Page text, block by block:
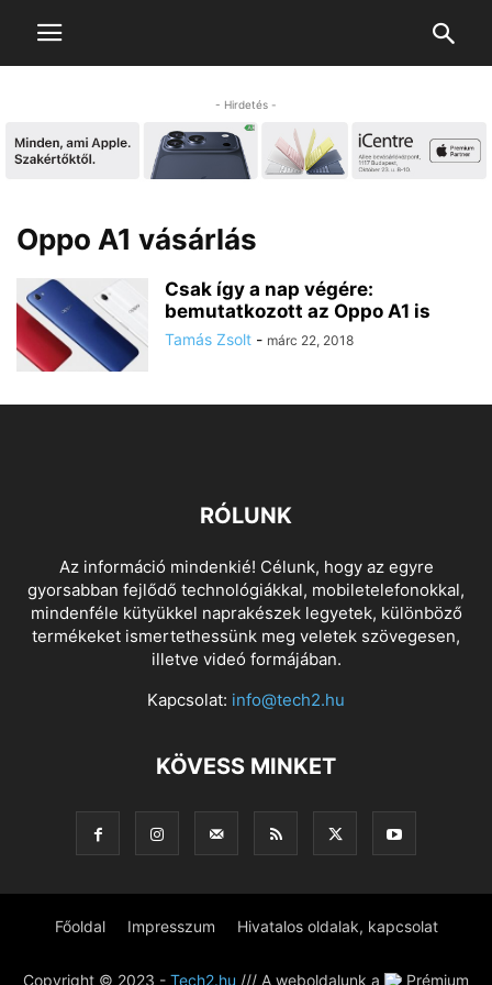
- Hirdetés -
Oppo A1 vásárlás
Csak így a nap végére:
bemutatkozott az Oppo A1 is
Tamás Zsolt - márc 22, 2018
RÓLUNK
Az információ mindenkié! Célunk, hogy az egyre
gyorsabban fejlődő technológiákkal, mobiletelefonokkal,
mindenféle kütyükkel naprakészek legyetek, különböző
termékeket ismertethessünk meg veletek szövegesen,
illetve videó formájában.
Kapcsolat: info@tech2.hu
KÖVESS MINKET
Főoldal Impresszum Hivatalos oldalak, kapcsolat
Copyright © 2023 - Tech2.hu /// A weboldalunk a Prémium